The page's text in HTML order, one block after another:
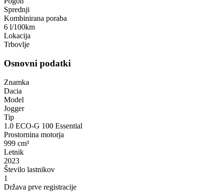
Sprednji
Kombinirana poraba
6 l/100km
Lokacija
Trbovlje
Osnovni podatki
Znamka
Dacia
Model
Jogger
Tip
1.0 ECO-G 100 Essential
Prostornina motorja
999 cm³
Letnik
2023
Število lastnikov
1
Država prve registracije